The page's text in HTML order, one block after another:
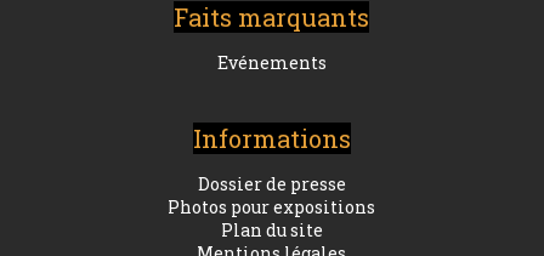
Faits marquants
Evénements
Informations
Dossier de presse
Photos pour expositions
Plan du site